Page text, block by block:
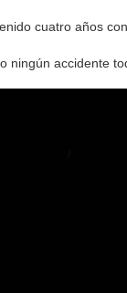
cuatro años
ningún accidente